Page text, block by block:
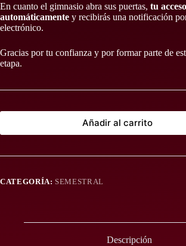
En cuanto el gimnasio abra sus puertas, tu
automáticamente y recibirás una notificación
electrónico.
Gracias por tu confianza y por formar parte de
etapa.
Añadir al carrito
CATEGORÍA: SEMESTRAL
Descripción